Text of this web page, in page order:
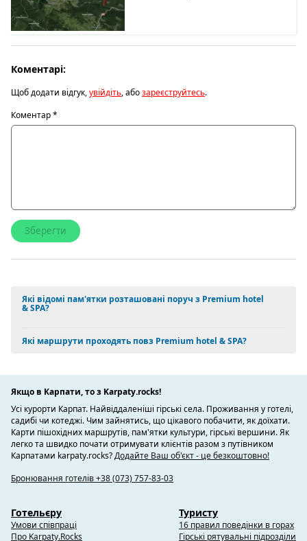
Коментарі:
Щоб додати відгук,увійдіть, абозареєструйтесь.
Коментар*
Які відомі пам'ятки розташовані поруч з Premium hotel
& SPA?
Які маршрути проходять повз Premium hotel & SPA?
Якщо в Карпати, то з Karpaty.rocks!
Усі курорти Карпат. Найвіддаленіші гірські села. Проживання у готелі,
садибі чи котеджі. Чим зайнятись, що цікавого побачити, як доїхати.
Карти пішохідних маршрутів, пам'ятки культури, гірські вершини. Як
легко та швидко почати отримувати клієнтів разом з путівником
Карпатами karpaty.rocks?Додайте Ваш об'єкт - це безкоштовно!
Бронювання готелів +38 (073) 757-83-03
Готельєру
Умови співпраці
Про Karpaty.Rocks
Туристу
16 правил поведінки в горах
Гірські рятувальні підрозділи